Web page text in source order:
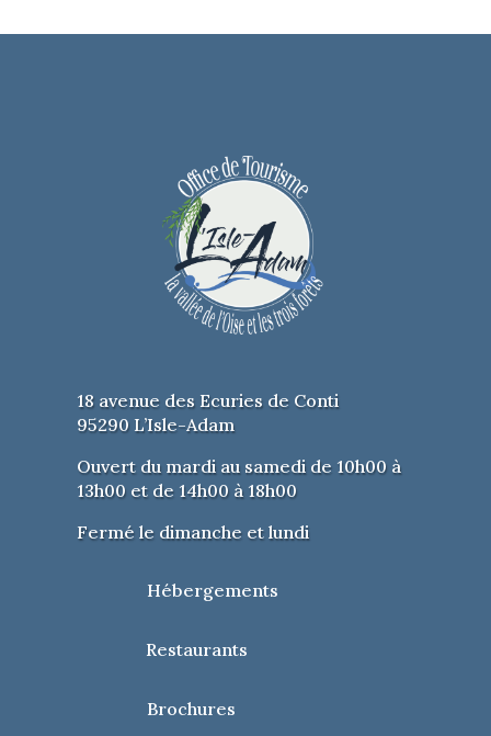
18 avenue des Ecuries de Conti
95290 L’Isle-Adam
Ouvert du mardi au samedi de 10h00 à
13h00 et de 14h00 à 18h00
Fermé le dimanche et lundi
Hébergements
Restaurants
Brochures